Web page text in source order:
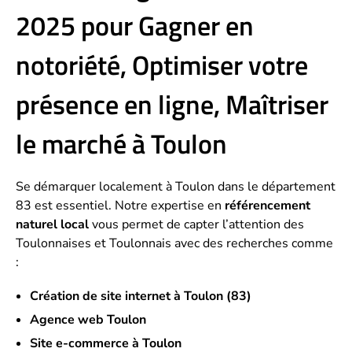
2025 pour Gagner en
notoriété, Optimiser votre
présence en ligne, Maîtriser
le marché à Toulon
Se démarquer localement à Toulon dans le département
83 est essentiel. Notre expertise en référencement
naturel localvous permet de capter l’attention des
Toulonnaises et Toulonnais avec des recherches comme
:
Création de site internet à Toulon (83)
Agence web Toulon
Site e-commerce à Toulon